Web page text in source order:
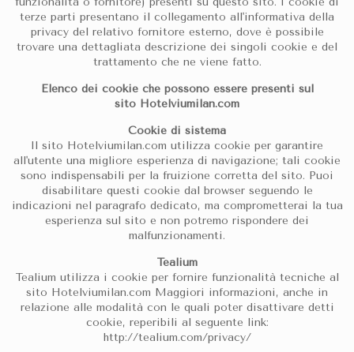
terze parti presentano il collegamento all'informativa della
privacy del relativo fornitore esterno, dove è possibile
trovare una dettagliata descrizione dei singoli cookie e del
trattamento che ne viene fatto.
Elenco dei cookie che possono essere presenti sul
sito Hotelviumilan.com
Cookie di sistema
Il sito Hotelviumilan.com utilizza cookie per garantire
all'utente una migliore esperienza di navigazione; tali cookie
sono indispensabili per la fruizione corretta del sito. Puoi
disabilitare questi cookie dal browser seguendo le
indicazioni nel paragrafo dedicato, ma comprometterai la tua
esperienza sul sito e non potremo rispondere dei
malfunzionamenti.
Tealium
Tealium utilizza i cookie per fornire funzionalità tecniche al
sito Hotelviumilan.com Maggiori informazioni, anche in
relazione alle modalità con le quali poter disattivare detti
cookie, reperibili al seguente link:
http://tealium.com/privacy/